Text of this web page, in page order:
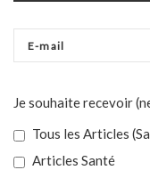
Je souhaite recevoir
Tous les Articles
Articles Santé